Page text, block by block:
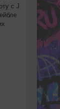
с J